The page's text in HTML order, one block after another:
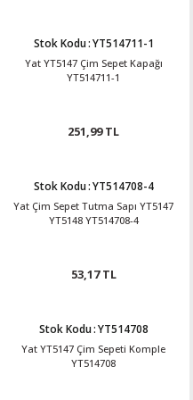
Stok Kodu:YT514711-1
Yat YT5147 Çim Sepet Kapağı
YT514711-1
251,99 TL
Stok Kodu:YT514708-4
Yat Çim Sepet Tutma Sapı YT5147
YT5148 YT514708-4
53,17 TL
Stok Kodu:YT514708
Yat YT5147 Çim Sepeti Komple
YT514708